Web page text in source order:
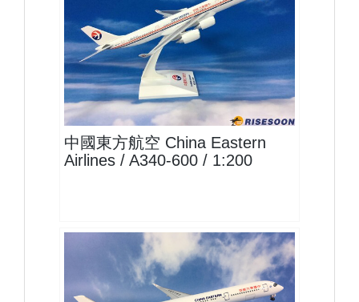
CES20A346P01
查看
中國東方航空 China Eastern
Airlines / A340-600 / 1:200